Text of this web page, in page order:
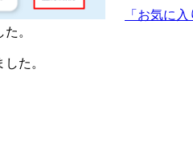
「お気に
。
た。